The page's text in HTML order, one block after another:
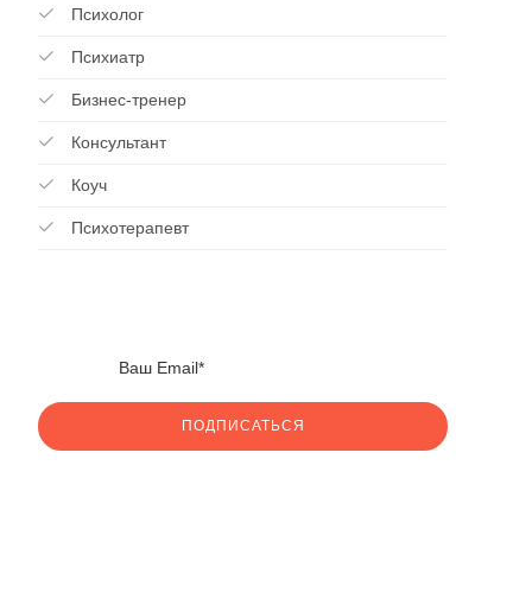
Психолог
Психиатр
Бизнес-тренер
Консультант
Коуч
Психотерапевт
ПОДПИСАТЬСЯ